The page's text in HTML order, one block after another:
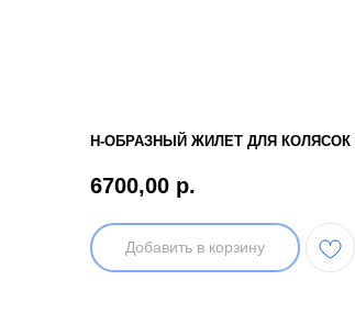
Н-ОБРАЗНЫЙ ЖИЛЕТ ДЛЯ КОЛЯСОК
6700,00 р.
Добавить в корзину